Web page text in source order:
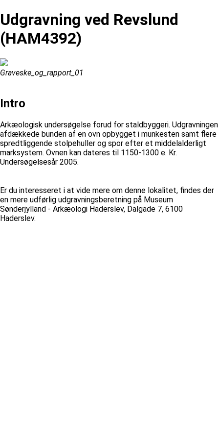
Udgravning ved Revslund
(HAM4392)
Graveske_og_rapport_01
Intro
Arkæologisk undersøgelse forud for staldbyggeri. Udgravningen
afdækkede bunden af en ovn opbygget i munkesten samt flere
spredtliggende stolpehuller og spor efter et middelalderligt
marksystem. Ovnen kan dateres til 1150-1300 e. Kr.
Undersøgelsesår 2005.
Er du interesseret i at vide mere om denne lokalitet, findes der
en mere udførlig udgravningsberetning på Museum
Sønderjylland - Arkæologi Haderslev, Dalgade 7, 6100
Haderslev.